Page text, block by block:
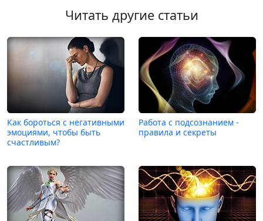
Читать другие статьи
Как бороться с негативными
эмоциями, чтобы быть
счастливым?
Работа с подсознанием -
правила и секреты